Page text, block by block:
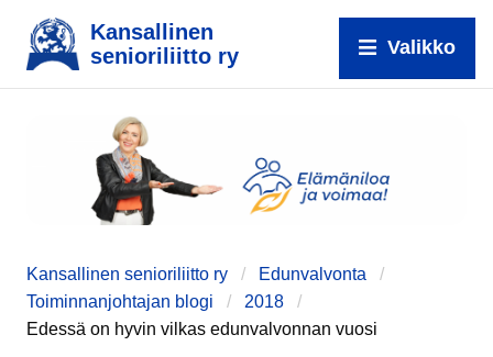
Kansallinen
senioriliitto ry
Valikko
Kansallinen senioriliitto ry
Edunvalvonta
Toiminnanjohtajan blogi
2018
Edessä on hyvin vilkas edunvalvonnan vuosi